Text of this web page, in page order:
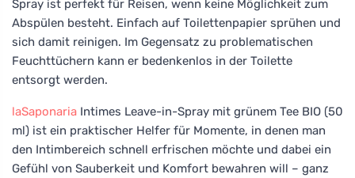
Spray ist perfekt für Reisen, wenn keine Möglichkeit zum
Abspülen besteht. Einfach auf Toilettenpapier sprühen und
sich damit reinigen. Im Gegensatz zu problematischen
Feuchttüchern kann er bedenkenlos in der Toilette
entsorgt werden.
laSaponaria Intimes Leave-in-Spray mit grünem Tee BIO (50
ml) ist ein praktischer Helfer für Momente, in denen man
den Intimbereich schnell erfrischen möchte und dabei ein
Gefühl von Sauberkeit und Komfort bewahren will – ganz